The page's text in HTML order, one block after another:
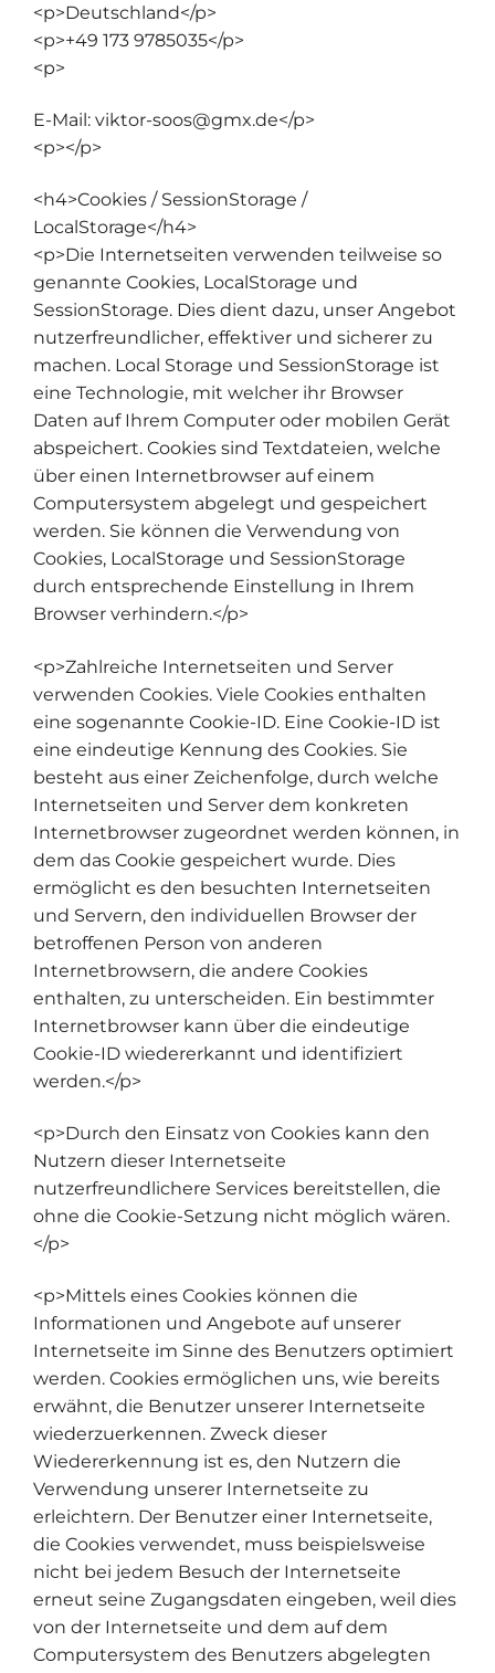
<p>Deutschland</p>
<p>+49 173 9785035</p>
<p>
E-Mail: viktor-soos@gmx.de</p>
<p></p>
<h4>Cookies / SessionStorage /
LocalStorage</h4>
<p>Die Internetseiten verwenden teilweise so
genannte Cookies, LocalStorage und
SessionStorage. Dies dient dazu, unser Angebot
nutzerfreundlicher, effektiver und sicherer zu
machen. Local Storage und SessionStorage ist
eine Technologie, mit welcher ihr Browser
Daten auf Ihrem Computer oder mobilen Gerät
abspeichert. Cookies sind Textdateien, welche
über einen Internetbrowser auf einem
Computersystem abgelegt und gespeichert
werden. Sie können die Verwendung von
Cookies, LocalStorage und SessionStorage
durch entsprechende Einstellung in Ihrem
Browser verhindern.</p>
<p>Zahlreiche Internetseiten und Server
verwenden Cookies. Viele Cookies enthalten
eine sogenannte Cookie-ID. Eine Cookie-ID ist
eine eindeutige Kennung des Cookies. Sie
besteht aus einer Zeichenfolge, durch welche
Internetseiten und Server dem konkreten
Internetbrowser zugeordnet werden können, in
dem das Cookie gespeichert wurde. Dies
ermöglicht es den besuchten Internetseiten
und Servern, den individuellen Browser der
betroffenen Person von anderen
Internetbrowsern, die andere Cookies
enthalten, zu unterscheiden. Ein bestimmter
Internetbrowser kann über die eindeutige
Cookie-ID wiedererkannt und identifiziert
werden.</p>
<p>Durch den Einsatz von Cookies kann den
Nutzern dieser Internetseite
nutzerfreundlichere Services bereitstellen, die
ohne die Cookie-Setzung nicht möglich wären.
</p>
<p>Mittels eines Cookies können die
Informationen und Angebote auf unserer
Internetseite im Sinne des Benutzers optimiert
werden. Cookies ermöglichen uns, wie bereits
erwähnt, die Benutzer unserer Internetseite
wiederzuerkennen. Zweck dieser
Wiedererkennung ist es, den Nutzern die
Verwendung unserer Internetseite zu
erleichtern. Der Benutzer einer Internetseite,
die Cookies verwendet, muss beispielsweise
nicht bei jedem Besuch der Internetseite
erneut seine Zugangsdaten eingeben, weil dies
von der Internetseite und dem auf dem
Computersystem des Benutzers abgelegten